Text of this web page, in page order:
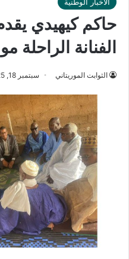
حاكم كيهيدي
الفنانة الراحلة
الثوابت الموريتاني سبتمبر 18, 2025